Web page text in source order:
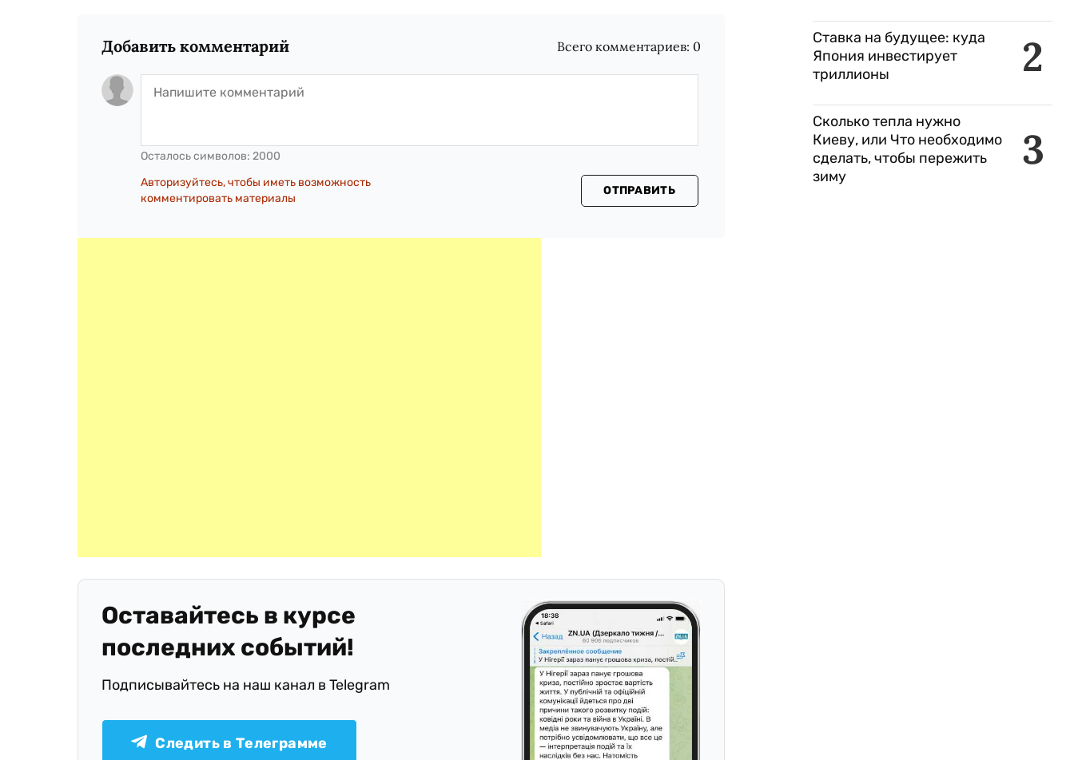
Добавить комментарий Всего комментариев: 0
Осталось символов: 2000
Авторизуйтесь, чтобы иметь возможность
комментировать материалы
ОТПРАВИТЬ
Оставайтесь в курсе
последних событий!
Подписывайтесь на наш канал в Telegram
Следить в Телеграмме
2
Ставка на будущее: куда
Япония инвестирует
триллионы
3
Сколько тепла нужно
Киеву, или Что необходимо
сделать, чтобы пережить
зиму